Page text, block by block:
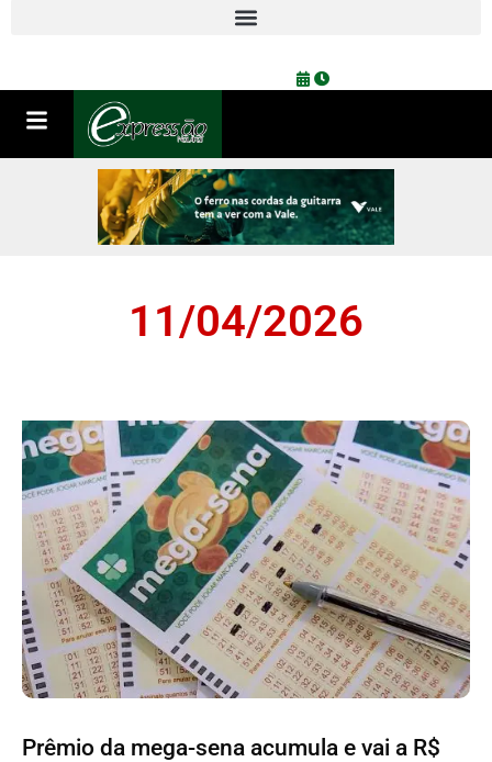
11/04/2026
Prêmio da mega-sena acumula e vai a R$